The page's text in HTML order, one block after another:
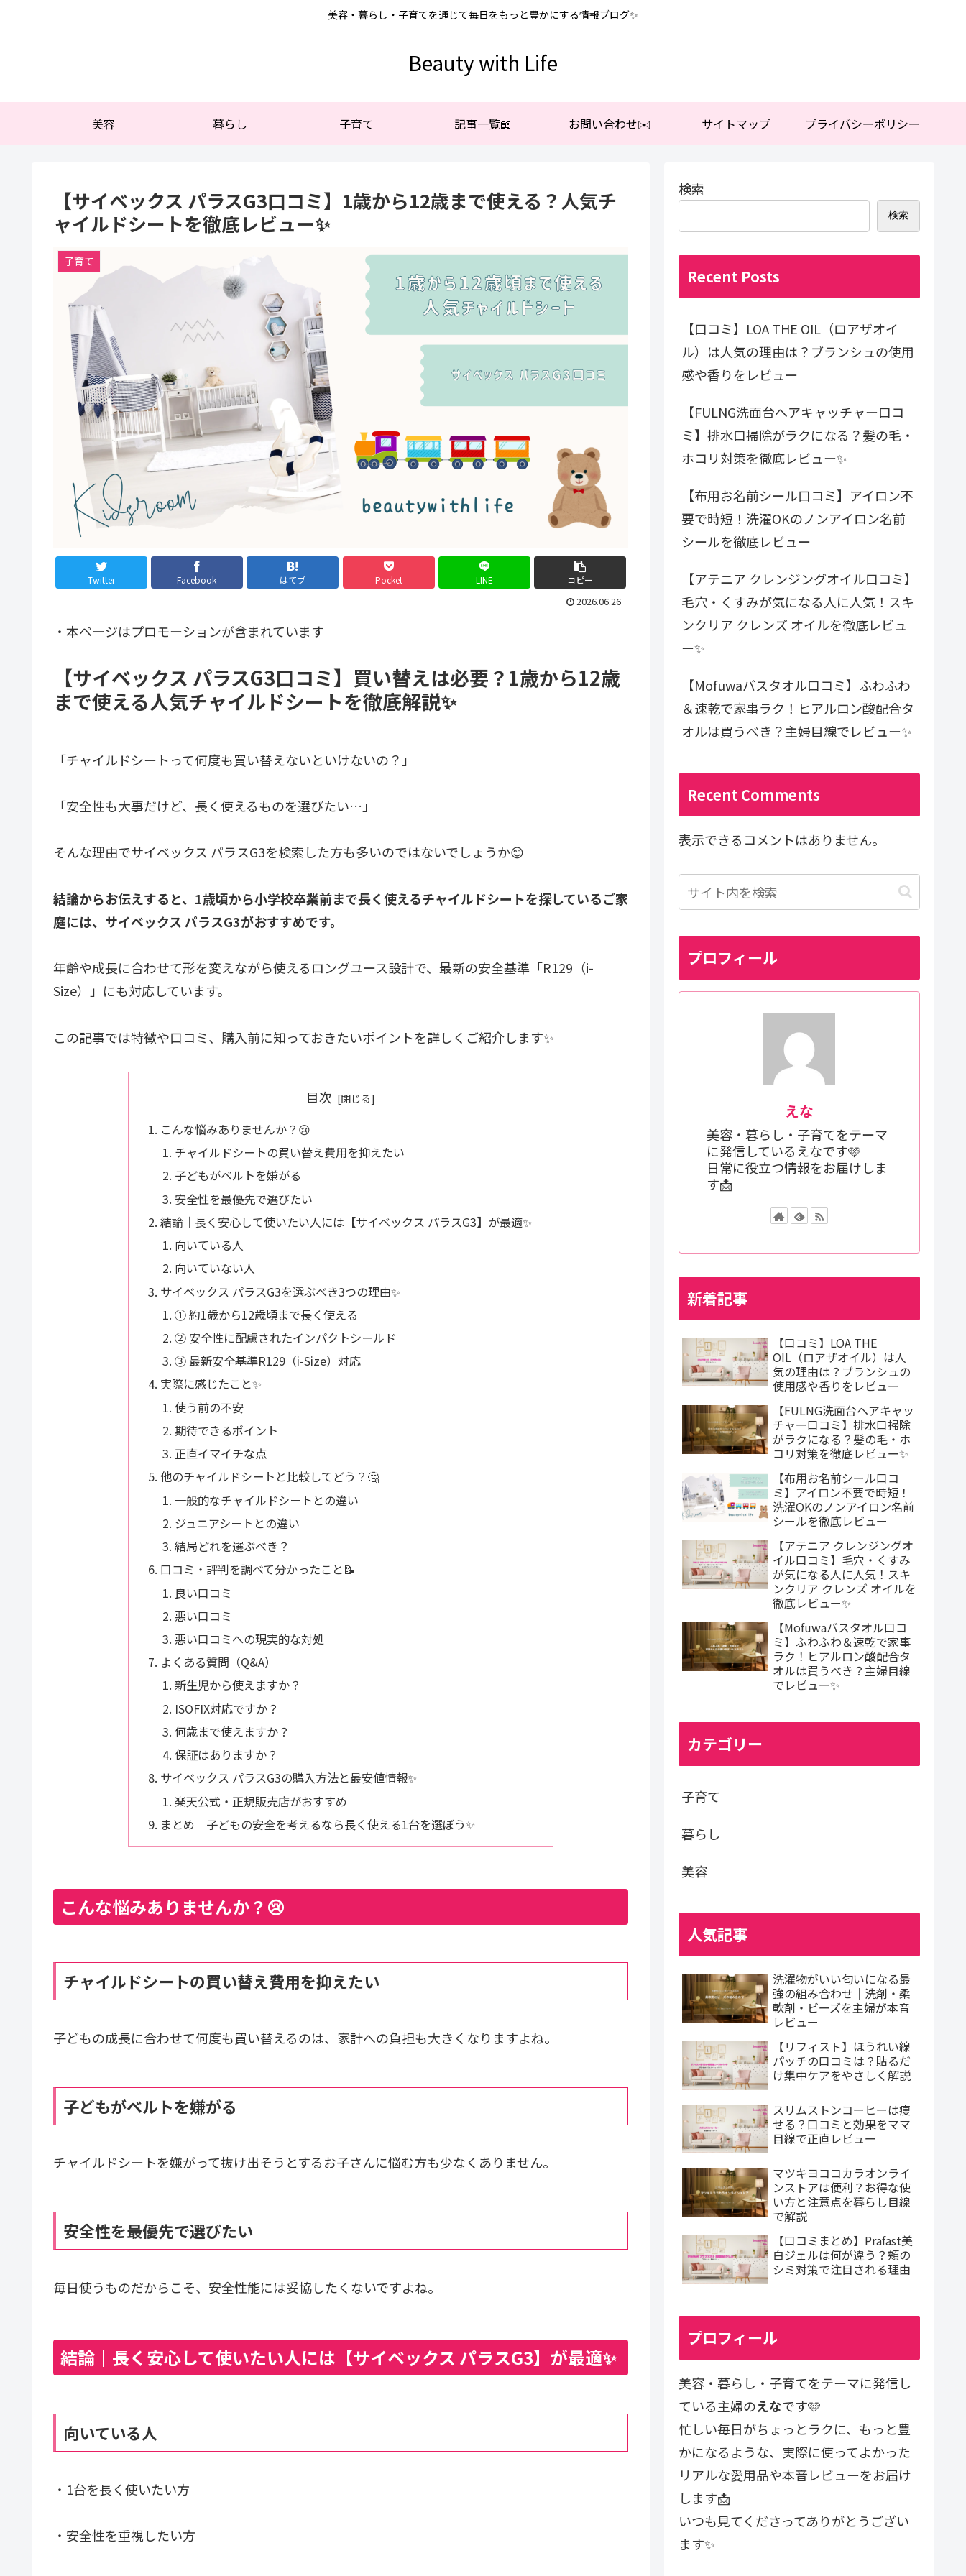
美容・暮らし・子育てを通じて毎日をもっと豊かにする情報ブログ✨
Beauty with Life
美容 暮らし 子育て 記事一覧📖 お問い合わせ✉️ サイトマップ プライバシーポリシー
【サイベックス パラスG3口コミ】1歳から12歳まで使える？人気チ
ャイルドシートを徹底レビュー✨
子育て
Twitter Facebook はてブ Pocket LINE コピー
2026.06.26
・本ページはプロモーションが含まれています
【サイベックス パラスG3口コミ】買い替えは必要？1歳から12歳
まで使える人気チャイルドシートを徹底解説✨
「チャイルドシートって何度も買い替えないといけないの？」
「安全性も大事だけど、長く使えるものを選びたい…」
そんな理由でサイベックス パラスG3を検索した方も多いのではないでしょうか😊
結論からお伝えすると、1歳頃から小学校卒業前まで長く使えるチャイルドシートを探しているご家
庭には、サイベックス パラスG3がおすすめです。
年齢や成長に合わせて形を変えながら使えるロングユース設計で、最新の安全基準「R129（i-
Size）」にも対応しています。
この記事では特徴や口コミ、購入前に知っておきたいポイントを詳しくご紹介します✨
目次
こんな悩みありませんか？😢
チャイルドシートの買い替え費用を抑えたい
子どもがベルトを嫌がる
安全性を最優先で選びたい
結論｜長く安心して使いたい人には【サイベックス パラスG3】が最適✨
向いている人
向いていない人
サイベックス パラスG3を選ぶべき3つの理由✨
① 約1歳から12歳頃まで長く使える
② 安全性に配慮されたインパクトシールド
③ 最新安全基準R129（i-Size）対応
実際に感じたこと✨
使う前の不安
期待できるポイント
正直イマイチな点
他のチャイルドシートと比較してどう？🤔
一般的なチャイルドシートとの違い
ジュニアシートとの違い
結局どれを選ぶべき？
口コミ・評判を調べて分かったこと📝
良い口コミ
悪い口コミ
悪い口コミへの現実的な対処
よくある質問（Q&A）
新生児から使えますか？
ISOFIX対応ですか？
何歳まで使えますか？
保証はありますか？
サイベックス パラスG3の購入方法と最安値情報✨
楽天公式・正規販売店がおすすめ
まとめ｜子どもの安全を考えるなら長く使える1台を選ぼう✨
こんな悩みありませんか？😢
チャイルドシートの買い替え費用を抑えたい
子どもの成長に合わせて何度も買い替えるのは、家計への負担も大きくなりますよね。
子どもがベルトを嫌がる
チャイルドシートを嫌がって抜け出そうとするお子さんに悩む方も少なくありません。
安全性を最優先で選びたい
毎日使うものだからこそ、安全性能には妥協したくないですよね。
結論｜長く安心して使いたい人には【サイベックス パラスG3】が最適✨
向いている人
・1台を長く使いたい方
・安全性を重視したい方
検索
検索
Recent Posts
【口コミ】LOA THE OIL（ロアザオイ
ル）は人気の理由は？ブランシュの使用
感や香りをレビュー
【FULNG洗面台ヘアキャッチャー口コ
ミ】排水口掃除がラクになる？髪の毛・
ホコリ対策を徹底レビュー✨
【布用お名前シール口コミ】アイロン不
要で時短！洗濯OKのノンアイロン名前
シールを徹底レビュー
【アテニア クレンジングオイル口コミ】
毛穴・くすみが気になる人に人気！スキ
ンクリア クレンズ オイルを徹底レビュ
ー✨
【Mofuwaバスタオル口コミ】ふわふわ
＆速乾で家事ラク！ヒアルロン酸配合タ
オルは買うべき？主婦目線でレビュー✨
Recent Comments
表示できるコメントはありません。
プロフィール
えな
美容・暮らし・子育てをテーマ
に発信しているえなです🩷
日常に役立つ情報をお届けしま
す📩
新着記事
【口コミ】LOA THE
OIL（ロアザオイル）は人
気の理由は？ブランシュの
使用感や香りをレビュー
【FULNG洗面台ヘアキャッ
チャー口コミ】排水口掃除
がラクになる？髪の毛・ホ
コリ対策を徹底レビュー✨
【布用お名前シール口コ
ミ】アイロン不要で時短！
洗濯OKのノンアイロン名前
シールを徹底レビュー
【アテニア クレンジングオ
イル口コミ】毛穴・くすみ
が気になる人に人気！スキ
ンクリア クレンズ オイルを
徹底レビュー✨
【Mofuwaバスタオル口コ
ミ】ふわふわ＆速乾で家事
ラク！ヒアルロン酸配合タ
オルは買うべき？主婦目線
でレビュー✨
カテゴリー
子育て
暮らし
美容
人気記事
洗濯物がいい匂いになる最
強の組み合わせ｜洗剤・柔
軟剤・ビーズを主婦が本音
レビュー
【リフィスト】ほうれい線
パッチの口コミは？貼るだ
け集中ケアをやさしく解説
スリムストンコーヒーは痩
せる？口コミと効果をママ
目線で正直レビュー
マツキヨココカラオンライ
ンストアは便利？お得な使
い方と注意点を暮らし目線
で解説
【口コミまとめ】Prafast美
白ジェルは何が違う？頬の
シミ対策で注目される理由
プロフィール
美容・暮らし・子育てをテーマに発信し
ている主婦のえなです🩷
忙しい毎日がちょっとラクに、もっと豊
かになるような、実際に使ってよかった
リアルな愛用品や本音レビューをお届け
します📩
いつも見てくださってありがとうござい
ます✨